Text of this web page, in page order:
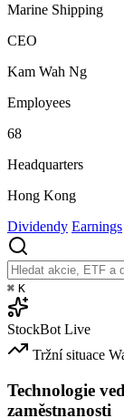
Marine Shipping
CEO
Kam Wah Ng
Employees
68
Headquarters
Hong Kong
Dividendy Earnings
⌘ K
StockBot Live
Tržní situace
Technologie
zaměstnanosti